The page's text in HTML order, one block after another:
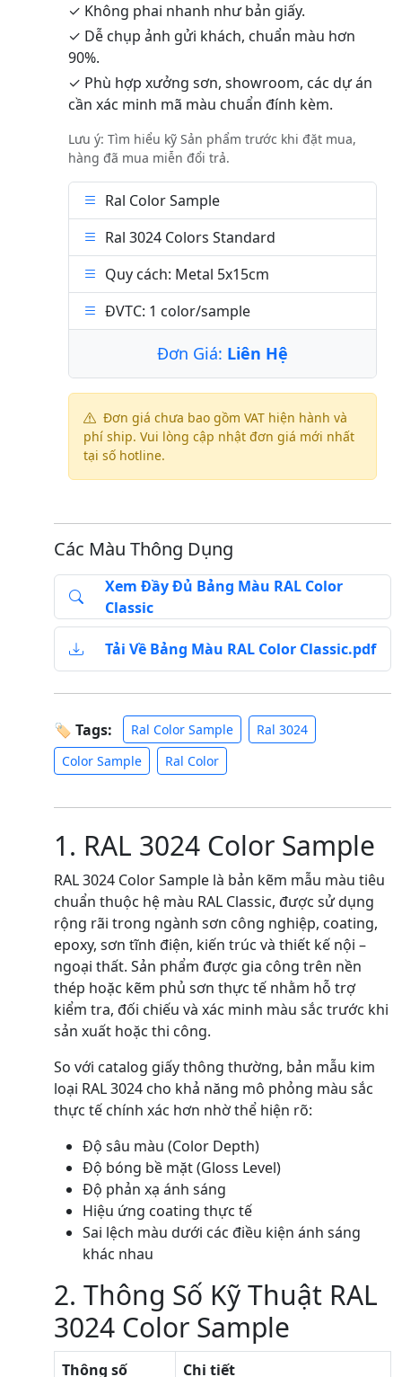
✓ Không phai nhanh như bản giấy.
✓ Dễ chụp ảnh gửi khách, chuẩn màu hơn
90%.
✓ Phù hợp xưởng sơn, showroom, các dự án
cần xác minh mã màu chuẩn đính kèm.
Lưu ý: Tìm hiểu kỹ Sản phẩm trước khi đặt mua,
hàng đã mua miễn đổi trả.
Ral Color Sample
Ral 3024 Colors Standard
Quy cách: Metal 5x15cm
ĐVTC: 1 color/sample
Đơn Giá: Liên Hệ
Đơn giá chưa bao gồm VAT hiện hành và
phí ship. Vui lòng cập nhật đơn giá mới nhất
tại số hotline.
Các Màu Thông Dụng
Xem Đầy Đủ Bảng Màu RAL Color
Classic
Tải Về Bảng Màu RAL Color Classic.pdf
🏷 Tags: Ral Color Sample
Ral 3024
Color Sample
Ral Color
1. RAL 3024 Color Sample
RAL 3024 Color Sample là bản kẽm mẫu màu tiêu
chuẩn thuộc hệ màu RAL Classic, được sử dụng
rộng rãi trong ngành sơn công nghiệp, coating,
epoxy, sơn tĩnh điện, kiến trúc và thiết kế nội –
ngoại thất. Sản phẩm được gia công trên nền
thép hoặc kẽm phủ sơn thực tế nhằm hỗ trợ
kiểm tra, đối chiếu và xác minh màu sắc trước khi
sản xuất hoặc thi công.
So với catalog giấy thông thường, bản mẫu kim
loại RAL 3024 cho khả năng mô phỏng màu sắc
thực tế chính xác hơn nhờ thể hiện rõ:
Độ sâu màu (Color Depth)
Độ bóng bề mặt (Gloss Level)
Độ phản xạ ánh sáng
Hiệu ứng coating thực tế
Sai lệch màu dưới các điều kiện ánh sáng
khác nhau
2. Thông Số Kỹ Thuật RAL
3024 Color Sample
Thông số
Chi tiết